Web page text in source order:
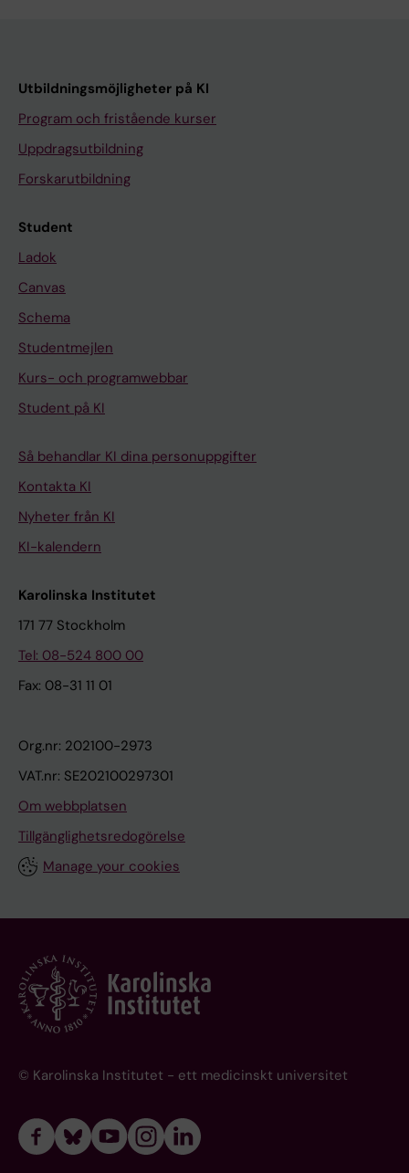
Utbildningsmöjligheter på KI
Program och fristående kurser
Uppdragsutbildning
Forskarutbildning
Student
Ladok
Canvas
Schema
Studentmejlen
Kurs- och programwebbar
Student på KI
Så behandlar KI dina personuppgifter
Kontakta KI
Nyheter från KI
KI-kalendern
Karolinska Institutet
171 77 Stockholm
Tel: 08-524 800 00
Fax: 08-31 11 01
Org.nr: 202100-2973
VAT.nr: SE202100297301
Om webbplatsen
Tillgänglighetsredogörelse
Manage your cookies
© Karolinska Institutet - ett medicinskt universitet